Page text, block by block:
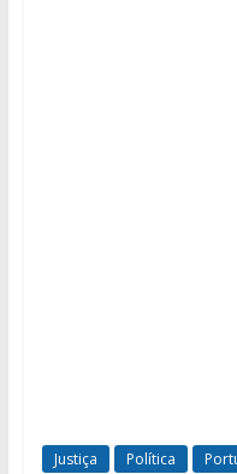
Justiça Política